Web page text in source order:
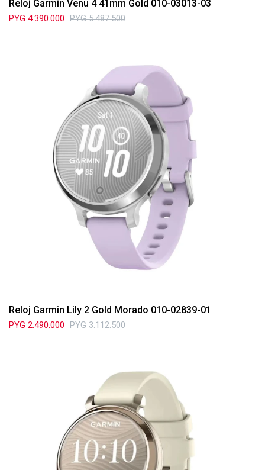
Reloj Garmin Venu 4 41mm Gold 010-03013-03
PYG 4.390.000 PYG 5.487.500
Reloj Garmin Lily 2 Gold Morado 010-02839-01
PYG 2.490.000 PYG 3.112.500